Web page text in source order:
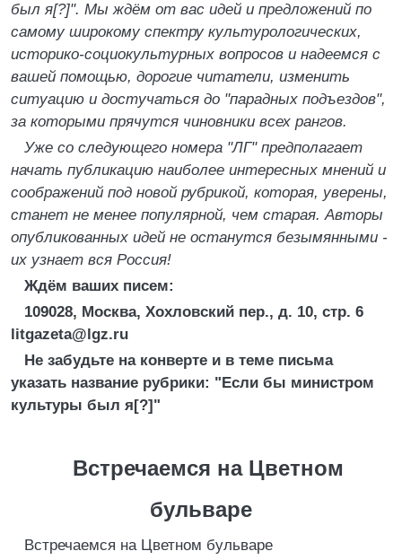
был я[?]". Мы ждём от вас идей и предложений по
самому широкому спектру культурологических,
историко-социокультурных вопросов и надеемся с
вашей помощью, дорогие читатели, изменить
ситуацию и достучаться до "парадных подъездов",
за которыми прячутся чиновники всех рангов.
Уже со следующего номера "ЛГ" предполагает
начать публикацию наиболее интересных мнений и
соображений под новой рубрикой, которая, уверены,
станет не менее популярной, чем старая. Авторы
опубликованных идей не останутся безымянными -
их узнает вся Россия!
Ждём ваших писем:
109028, Москва, Хохловский пер., д. 10, стр. 6
litgazeta@lgz.ru
Не забудьте на конверте и в теме письма
указать название рубрики: "Если бы министром
культуры был я[?]"
Встречаемся на Цветном
бульваре
Встречаемся на Цветном бульваре